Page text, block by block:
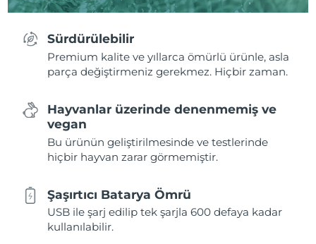
Sürdürülebilir
Premium kalite ve yıllarca ömürlü ürünle, asla
parça değiştirmeniz gerekmez. Hiçbir zaman.
Hayvanlar üzerinde denenmemiş ve
vegan
Bu ürünün geliştirilmesinde ve testlerinde
hiçbir hayvan zarar görmemiştir.
Şaşırtıcı Batarya Ömrü
USB ile şarj edilip tek şarjla 600 defaya kadar
kullanılabilir.